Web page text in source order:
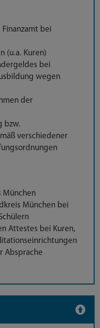
bei
(u.a. Kuren)
bei
wegen
der
bzw.
verschiedener
München
München bei
Attestes bei Kuren,
Absprache